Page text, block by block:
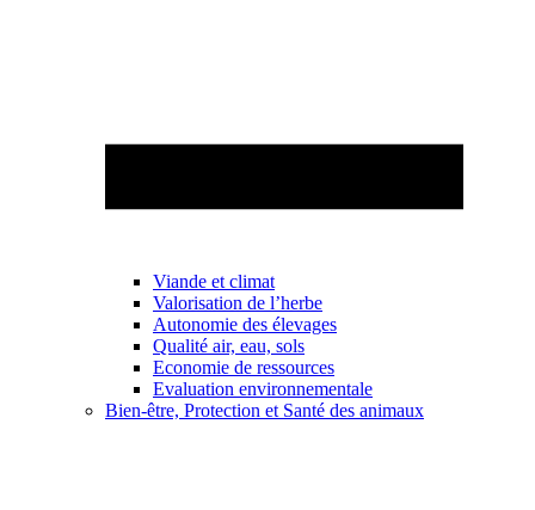
Viande et climat
Valorisation de l’herbe
Autonomie des élevages
Qualité air, eau, sols
Economie de ressources
Evaluation environnementale
Bien-être, Protection et Santé des animaux